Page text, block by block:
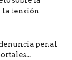
la tensión
penal